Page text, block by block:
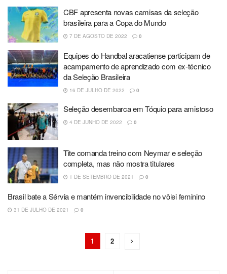
CBF apresenta novas camisas da seleção
brasileira para a Copa do Mundo
7 DE AGOSTO DE 2022 0
Equipes do Handbal aracatiense participam de
acampamento de aprendizado com ex-técnico
da Seleção Brasileira
16 DE JULHO DE 2022 0
Seleção desembarca em Tóquio para amistoso
4 DE JUNHO DE 2022 0
Tite comanda treino com Neymar e seleção
completa, mas não mostra titulares
1 DE SETEMBRO DE 2021 0
Brasil bate a Sérvia e mantém invencibilidade no vôlei feminino
31 DE JULHO DE 2021 0
1 2